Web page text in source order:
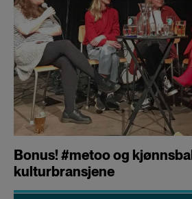
Bonus! #metoo og
kulturbransjene